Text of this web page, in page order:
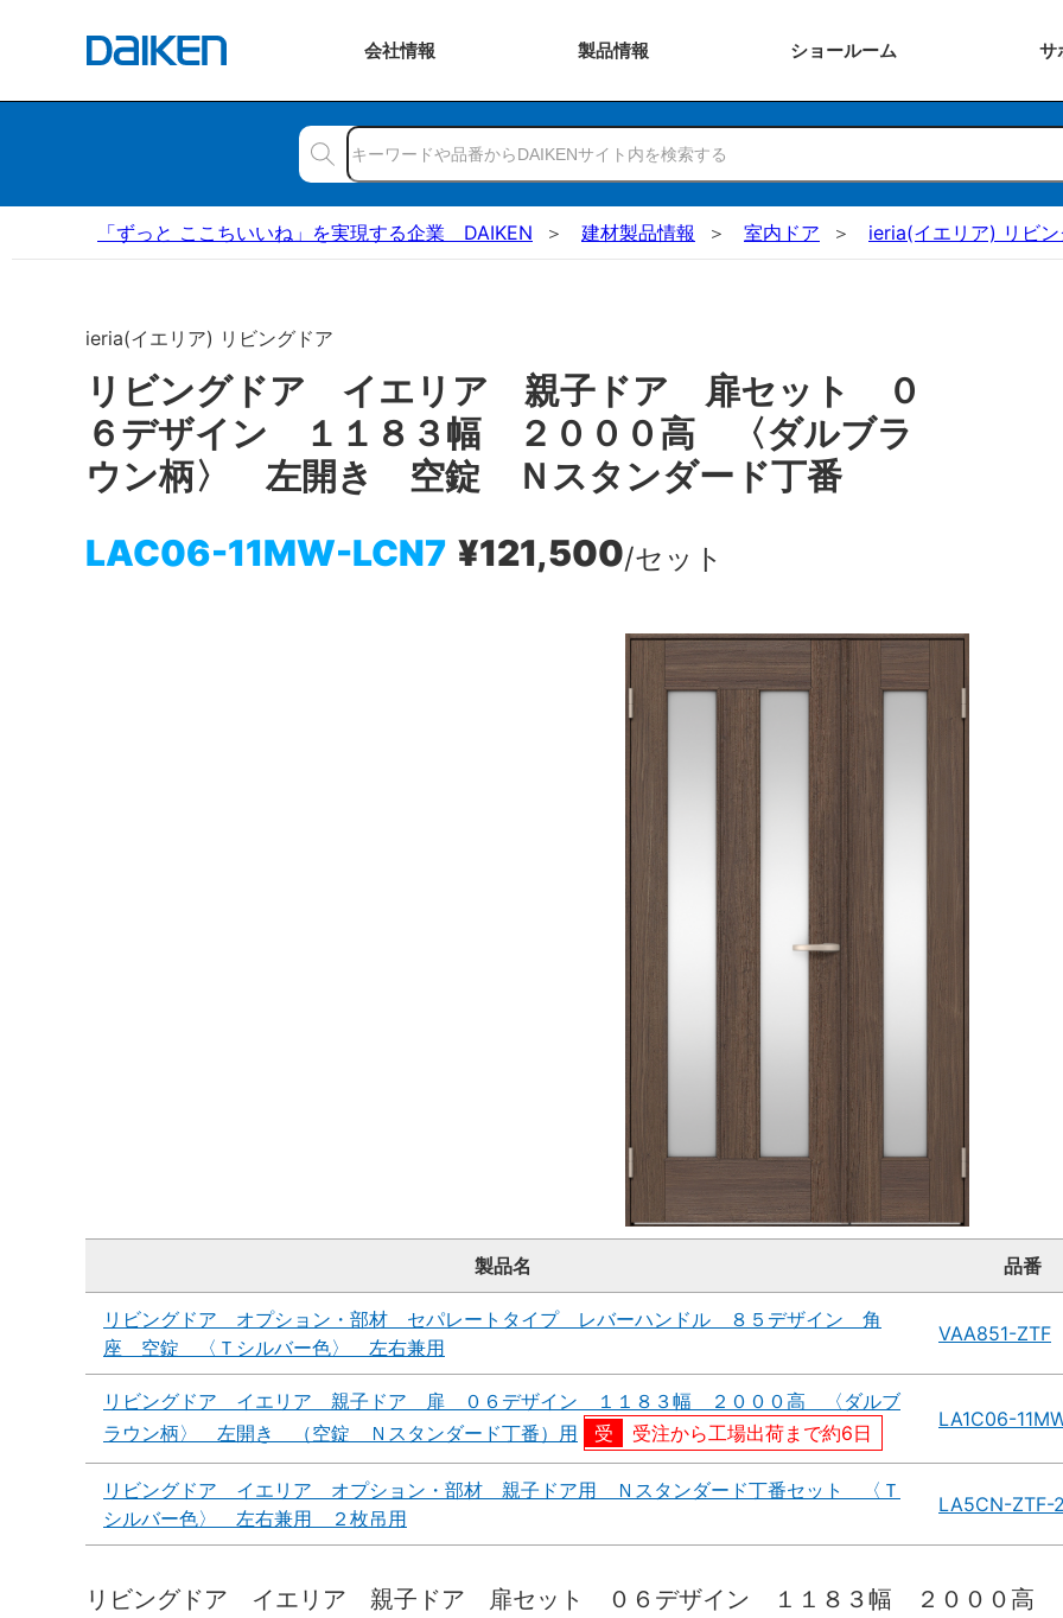
会社情報 製品情報 ショールーム サ
「ずっと ここちいいね」を実現する企業 DAIKEN 建材製品情報 室内ドア ieria(イエリア) リビ
ieria(イエリア) リビングドア
リビングドア イエリア 親子ドア 扉セット ０
６デザイン １１８３幅 ２０００高 〈ダルブラ
ウン柄〉 左開き 空錠 Ｎスタンダード丁番
LAC06-11MW-LCN7 ¥121,500/セット
製品名 品番
リビングドア オプション・部材 セパレートタイプ レバーハンドル ８５デザイン 角
座 空錠 〈Ｔシルバー色〉 左右兼用
VAA851-ZTF
リビングドア イエリア 親子ドア 扉 ０６デザイン １１８３幅 ２０００高 〈ダルブ
ラウン柄〉 左開き （空錠 Ｎスタンダード丁番）用
受注から工場出荷まで約6日
LA1C06-
リビングドア イエリア オプション・部材 親子ドア用 Ｎスタンダード丁番セット 〈Ｔ
シルバー色〉 左右兼用 ２枚吊用
LA5CN-ZTF-2
リビングドア イエリア 親子ドア 扉セット ０６デザイン １１８３幅 ２０００